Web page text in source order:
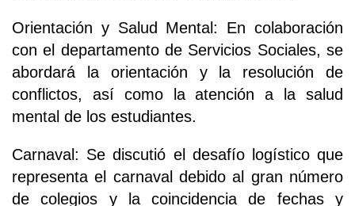
Orientación y Salud Mental: En colaboración
con el departamento de Servicios Sociales, se
abordará la orientación y la resolución de
conflictos, así como la atención a la salud
mental de los estudiantes.
Carnaval: Se discutió el desafío logístico que
representa el carnaval debido al gran número
de colegios y la coincidencia de fechas y